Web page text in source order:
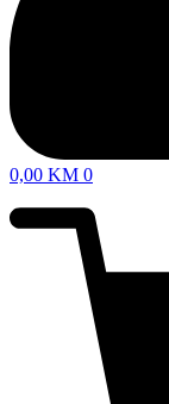
0,00 KM 0